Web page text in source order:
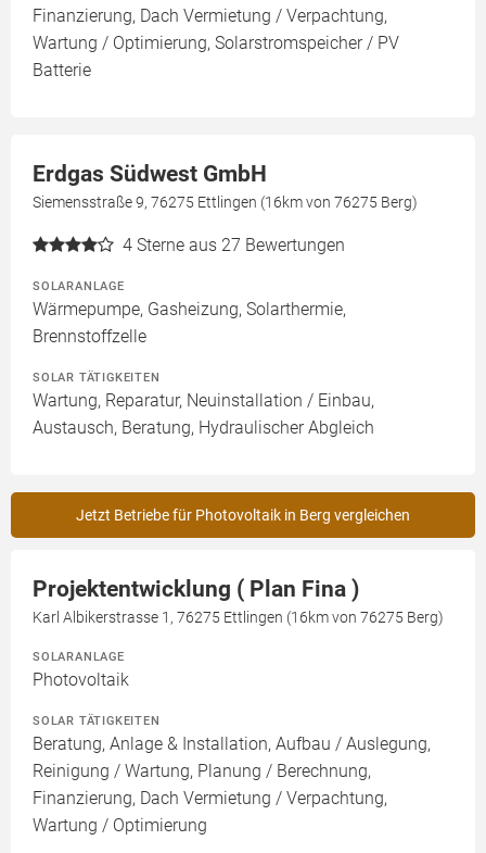
Finanzierung, Dach Vermietung / Verpachtung,
Wartung / Optimierung, Solarstromspeicher / PV
Batterie
Erdgas Südwest GmbH
Siemensstraße 9, 76275 Ettlingen (16km von 76275 Berg)
4 Sterne aus 27 Bewertungen
SOLARANLAGE
Wärmepumpe, Gasheizung, Solarthermie,
Brennstoffzelle
SOLAR TÄTIGKEITEN
Wartung, Reparatur, Neuinstallation / Einbau,
Austausch, Beratung, Hydraulischer Abgleich
Jetzt Betriebe für Photovoltaik in Berg vergleichen
Projektentwicklung ( Plan Fina )
Karl Albikerstrasse 1, 76275 Ettlingen (16km von 76275 Berg)
SOLARANLAGE
Photovoltaik
SOLAR TÄTIGKEITEN
Beratung, Anlage & Installation, Aufbau / Auslegung,
Reinigung / Wartung, Planung / Berechnung,
Finanzierung, Dach Vermietung / Verpachtung,
Wartung / Optimierung